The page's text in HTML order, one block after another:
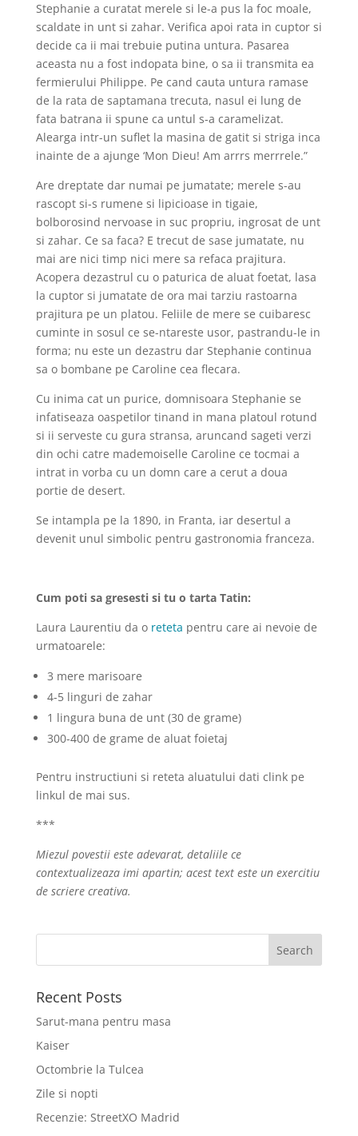
Stephanie a curatat merele si le-a pus la foc moale,
scaldate in unt si zahar. Verifica apoi rata in cuptor si
decide ca ii mai trebuie putina untura. Pasarea
aceasta nu a fost indopata bine, o sa ii transmita ea
fermierului Philippe. Pe cand cauta untura ramase
de la rata de saptamana trecuta, nasul ei lung de
fata batrana ii spune ca untul s-a caramelizat.
Alearga intr-un suflet la masina de gatit si striga inca
inainte de a ajunge ‘Mon Dieu! Am arrrs merrrele.”
Are dreptate dar numai pe jumatate; merele s-au
rascopt si-s rumene si lipicioase in tigaie,
bolborosind nervoase in suc propriu, ingrosat de unt
si zahar. Ce sa faca? E trecut de sase jumatate, nu
mai are nici timp nici mere sa refaca prajitura.
Acopera dezastrul cu o paturica de aluat foetat, lasa
la cuptor si jumatate de ora mai tarziu rastoarna
prajitura pe un platou. Feliile de mere se cuibaresc
cuminte in sosul ce se-ntareste usor, pastrandu-le in
forma; nu este un dezastru dar Stephanie continua
sa o bombane pe Caroline cea flecara.
Cu inima cat un purice, domnisoara Stephanie se
infatiseaza oaspetilor tinand in mana platoul rotund
si ii serveste cu gura stransa, aruncand sageti verzi
din ochi catre mademoiselle Caroline ce tocmai a
intrat in vorba cu un domn care a cerut a doua
portie de desert.
Se intampla pe la 1890, in Franta, iar desertul a
devenit unul simbolic pentru gastronomia franceza.
Cum poti sa gresesti si tu o tarta Tatin:
Laura Laurentiu da oreteta pentru care ai nevoie de
urmatoarele:
3 mere marisoare
4-5 linguri de zahar
1 lingura buna de unt (30 de grame)
300-400 de grame de aluat foietaj
Pentru instructiuni si reteta aluatului dati clink pe
linkul de mai sus.
***
Miezul povestii este adevarat, detaliile ce
contextualizeaza imi apartin; acest text este un exercitiu
de scriere creativa.
Recent Posts
Sarut-mana pentru masa
Kaiser
Octombrie la Tulcea
Zile si nopti
Recenzie: StreetXO Madrid